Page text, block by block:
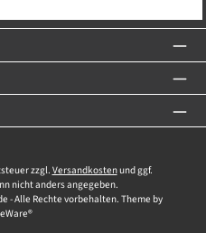
zzgl. Versandkostenund ggf.
nicht anders angegeben.
Alle Rechte vorbehalten. Theme by